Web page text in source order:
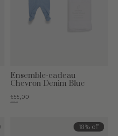
Ensemble-cadeau
Chevron Denim Blue
€55,00
€67,40
18% off